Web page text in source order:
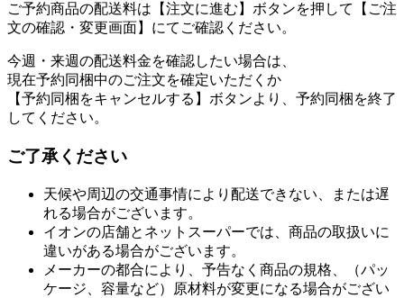
ご予約商品の配送料は【注文に進む】ボタンを押して【ご注
文の確認・変更画面】にてご確認ください。
今週・来週の配送料金を確認したい場合は、
現在予約同梱中のご注文を確定いただくか
【予約同梱をキャンセルする】ボタンより、予約同梱を終了
してください。
ご了承ください
天候や周辺の交通事情により配送できない、または遅
れる場合がございます。
イオンの店舗とネットスーパーでは、商品の取扱いに
違いがある場合がございます。
メーカーの都合により、予告なく商品の規格、（パッ
ケージ、容量など）原材料が変更になる場合がござい